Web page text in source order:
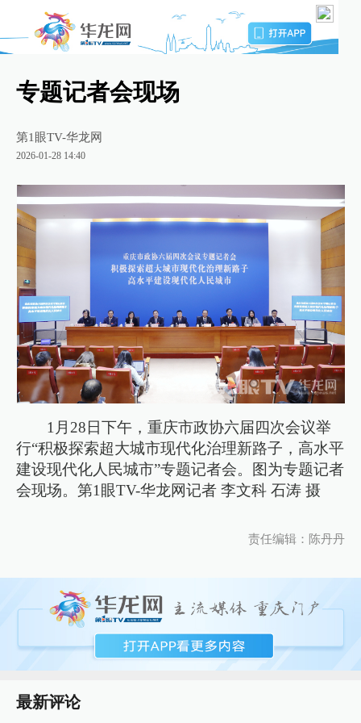
专题记者会现场
第1眼TV-华龙网
2026-01-28 14:40
1月28日下午，重庆市政协六届四次会议举
行“积极探索超大城市现代化治理新路子，高水平
建设现代化人民城市”专题记者会。图为专题记者
会现场。第1眼TV-华龙网记者 李文科 石涛 摄
责任编辑：陈丹丹
最新评论